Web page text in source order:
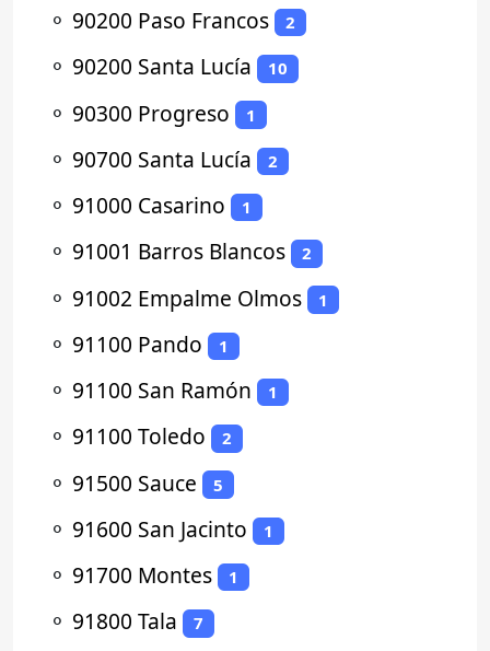
⚬ 90200 Paso Francos 2
⚬ 90200 Santa Lucía 10
⚬ 90300 Progreso 1
⚬ 90700 Santa Lucía 2
⚬ 91000 Casarino 1
⚬ 91001 Barros Blancos 2
⚬ 91002 Empalme Olmos 1
⚬ 91100 Pando 1
⚬ 91100 San Ramón 1
⚬ 91100 Toledo 2
⚬ 91500 Sauce 5
⚬ 91600 San Jacinto 1
⚬ 91700 Montes 1
⚬ 91800 Tala 7